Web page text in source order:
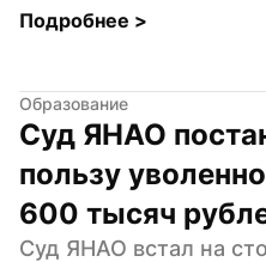
Подробнее >
Образование
Суд ЯНАО
пользу
600 тысяч
Суд ЯНАО встал на